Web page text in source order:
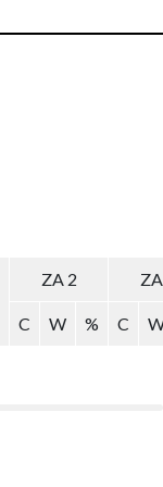
ZA 2
C W % C
ZA 2
C W % C